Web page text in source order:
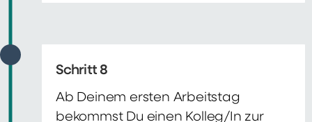
Schritt 8
Ab Deinem ersten Arbeitstag
bekommst Du einen Kolleg/In zur